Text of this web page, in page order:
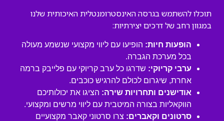
תוכלו להשתמש בגרסה האינסטרומנטלית האיכותית שלנו
במגוון רחב של דרכים יצירתיות:
הופעות חיות: הופיעו עם ליווי מקצועי שנשמע מעולה
בכל מערכת הגברה.
ערבי קריוקי: שדרגו כל ערב קריוקי עם פלייבק ברמה
אחרת, שיגרום לכולם להרגיש כוכבים.
אודישנים ותחרויות שירה: הציגו את יכולותיכם
הווקאליות בצורה המיטבית עם ליווי מרשים ומקצועי.
סרטונים וקאברים: צרו סרטוני קאבר מקצועיים